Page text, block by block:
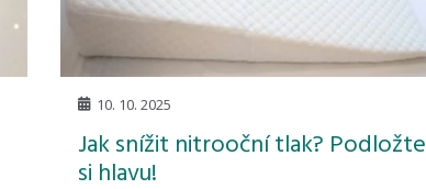
10. 10. 2025
Jak snížit nitrooční tlak? Podložte
si hlavu!